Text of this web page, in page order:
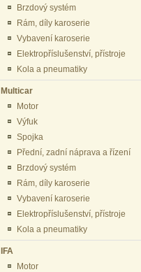
Brzdový systém
Rám, díly karoserie
Vybavení karoserie
Elektropříslušenství, přístroje
Kola a pneumatiky
Multicar
Motor
Výfuk
Spojka
Přední, zadní náprava a řízení
Brzdový systém
Rám, díly karoserie
Vybavení karoserie
Elektropříslušenství, přístroje
Kola a pneumatiky
IFA
Motor